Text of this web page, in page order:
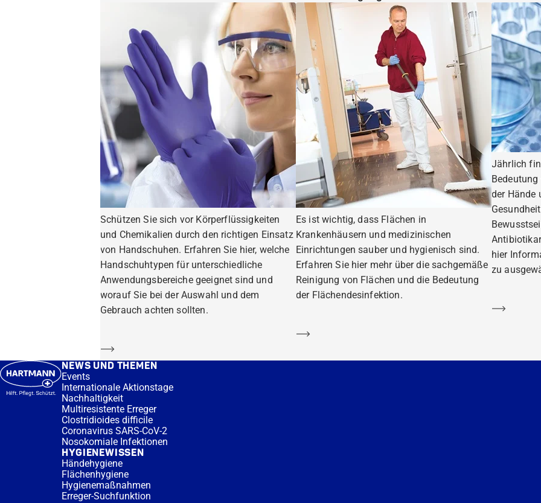
Schützen Sie sich vor Körperflüssigkeiten
und Chemikalien durch den richtigen Einsatz
von Handschuhen. Erfahren Sie hier, welche
Handschuhtypen für unterschiedliche
Anwendungsbereiche geeignet sind und
worauf Sie bei der Auswahl und dem
Gebrauch achten sollten.
Mehr erfahren
Es ist wichtig, dass Flächen in
Krankenhäusern und medizinischen
Einrichtungen sauber und hygienisch sind.
Erfahren Sie hier mehr über die sachgemäße
Reinigung von Flächen und die Bedeutung
der Flächendesinfektion.
Mehr erfahren
Jährlich
der Hände
hier
zu
Mehr
NEWS UND THEMEN
Events
Internationale Aktionstage
Nachhaltigkeit
Multiresistente Erreger
Clostridioides difficile
Coronavirus SARS-CoV-2
Nosokomiale Infektionen
HYGIENEWISSEN
Händehygiene
Flächenhygiene
Hygienemaßnahmen
Erreger-Suchfunktion